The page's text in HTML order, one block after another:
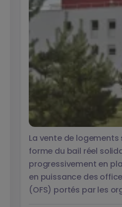
La vente de logements
forme du bail réel
progressivement en
en puissance des
(OFS) portés par les